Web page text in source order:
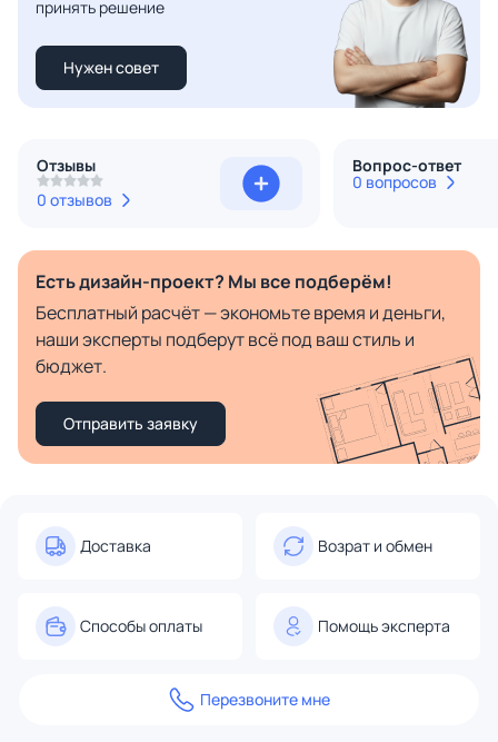
принять решение
Нужен совет
Отзывы
0 отзывов
Вопрос-ответ
0 вопросов
Есть дизайн-проект? Мы все подберём!
Бесплатный расчёт — экономьте время и деньги,
наши эксперты подберут всё под ваш стиль и
бюджет.
Отправить заявку
Доставка Возрат и обмен
Способы оплаты Помощь эксперта
Перезвоните мне